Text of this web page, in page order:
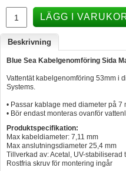
Varta - Batterier
Victron - Batteriladdare
CTEK - Batteriladdare
Webasto - Dieselvärmare
Kamasa Tools - Verktyg
Calix - Packline - Takboxar
Thule - Takboxar
Thule - Lasthållare
LAGERRENSING
LÄGG I
Beskrivning
Blue Sea Kabelgenomföring Sida
Vattentät kabelgenomföring 53mm i
Systems.
• Passar kablage med diameter på 7
• Bör endast monteras ovanför
Produktspecifikation:
Max kabeldiameter: 7,11 mm
Max anslutningsdiameter 25,4 mm
Tillverkad av: Acetal, UV-stabiliserad
Rostfria skruv för montering ingår